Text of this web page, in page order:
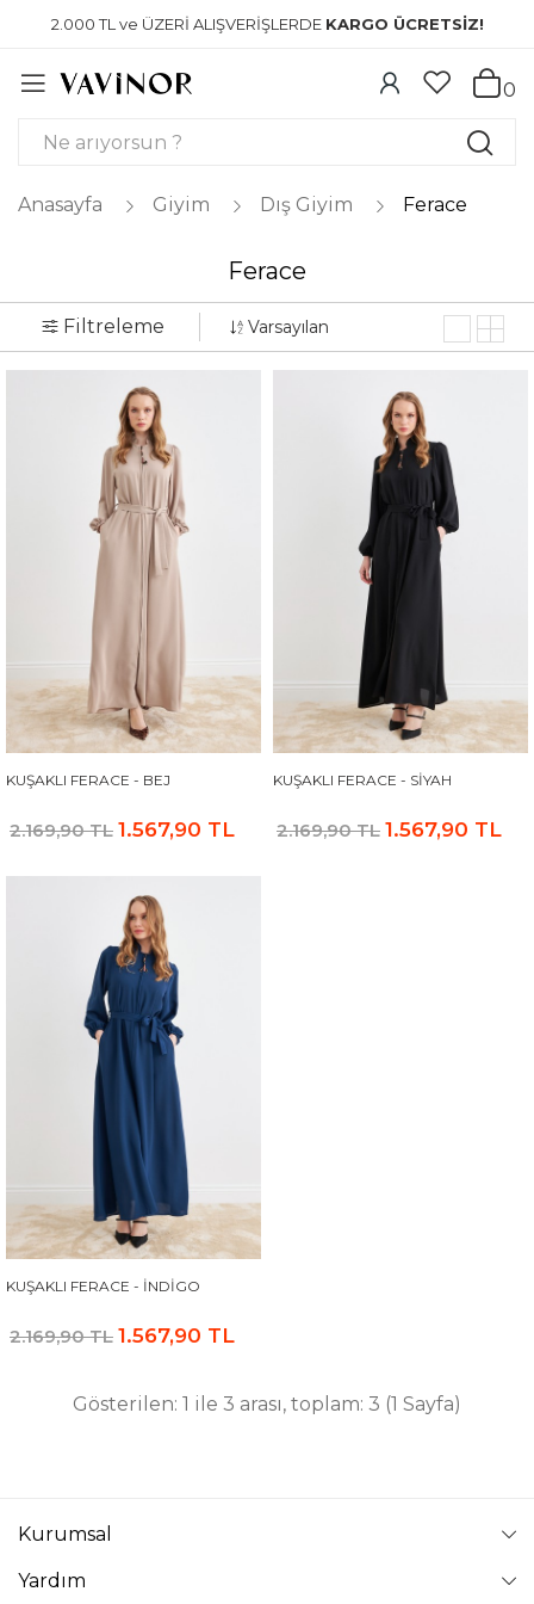
2.000 TL ve ÜZERİ ALIŞVERİŞLERDE KARGO ÜCRETSİZ!
0
Anasayfa Giyim Dış Giyim Ferace
Ferace
Filtreleme
KUŞAKLI FERACE - BEJ
2.169,90 TL 1.567,90 TL
KUŞAKLI FERACE - SIYAH
2.169,90 TL 1.567,90 TL
KUŞAKLI FERACE - İNDIGO
2.169,90 TL 1.567,90 TL
Gösterilen: 1 ile 3 arası, toplam: 3 (1 Sayfa)
Kurumsal
Yardım